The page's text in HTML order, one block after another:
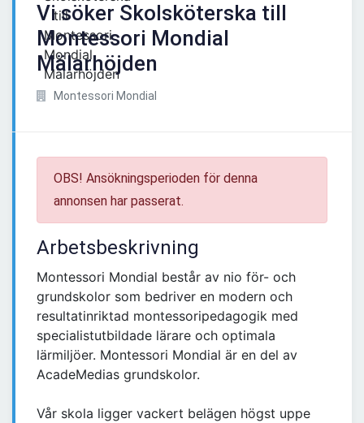
Vi söker Skolsköterska till
Montessori Mondial
Mälarhöjden
Montessori Mondial
OBS! Ansökningsperioden för denna
annonsen har passerat.
Arbetsbeskrivning
Montessori Mondial består av nio för- och
grundskolor som bedriver en modern och
resultatinriktad montessoripedagogik med
specialistutbildade lärare och optimala
lärmiljöer. Montessori Mondial är en del av
AcadeMedias grundskolor.
Vår skola ligger vackert belägen högst uppe